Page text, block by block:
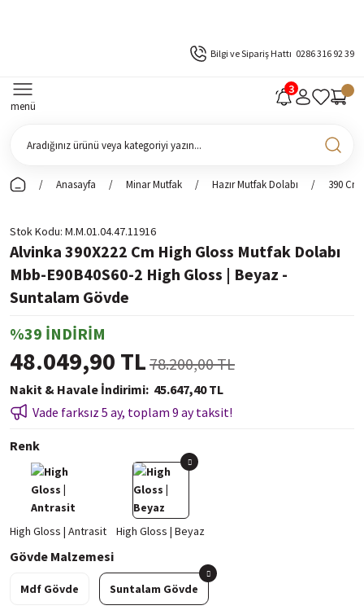
Bilgi ve Sipariş Hattı 0286 316 92 39
menü
Anasayfa Minar Mutfak Hazır Mutfak Dolabı 390 Cm
Stok Kodu M.M.01.04.47.11916
Alvinka 390X222 Cm High Gloss Mutfak Dolabı
Mbb-E90B40S60-2 High Gloss | Beyaz -
Suntalam Gövde
%39 İNDİRİM
48.049,90 TL 78.200,00 TL
Nakit & Havale İndirimi 45.647,40 TL
Vade farksız 5 ay, toplam 9 ay taksit!
Renk
Gövde Malzemesi
Mdf Gövde Suntalam Gövde